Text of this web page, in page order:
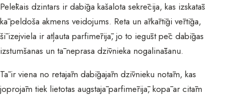
Pelēkais dzintars ir dabīga kašalota sekrēcija, kas izskatās
kā peldoša akmens veidojums. Reta un ārkārtīgi vērtīga,
šī izejviela ir atļauta parfimērijā, jo to iegūst pēc dabīgas
izstumšanas un tā neprasa dzīvnieka nogalināšanu.
Tā ir viena no retajām dabīgajām dzīvnieku notām, kas
joprojām tiek lietotas augstajā parfimērijā, kopā ar citām